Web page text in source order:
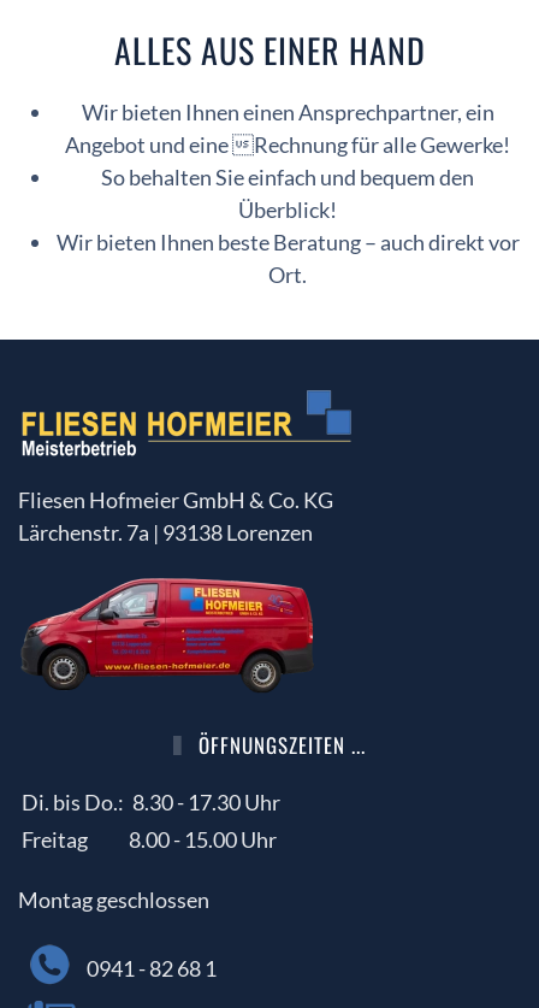
ALLES AUS EINER HAND
Wir bieten Ihnen einen Ansprechpartner, ein
Angebot und eine Rechnung für alle Gewerke!
So behalten Sie einfach und bequem den
Überblick!
Wir bieten Ihnen beste Beratung – auch direkt vor
Ort.
Fliesen Hofmeier GmbH & Co. KG
Lärchenstr. 7a | 93138 Lorenzen
ÖFFNUNGSZEITEN ...
Di. bis Do.: 8.30 - 17.30 Uhr
Freitag
8.00 - 15.00 Uhr
Montag geschlossen
0941 - 82 68 1